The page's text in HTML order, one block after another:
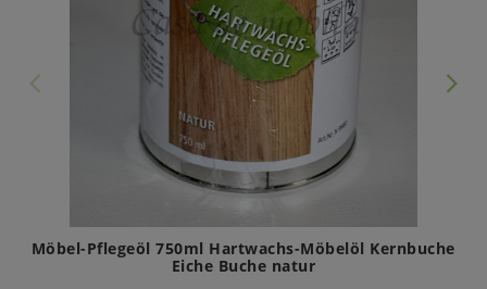
Möbel-Pflegeöl 750ml Hartwachs-Möbelöl Kernbuche
Eiche Buche natur